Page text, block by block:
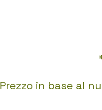
Prezzo in base al